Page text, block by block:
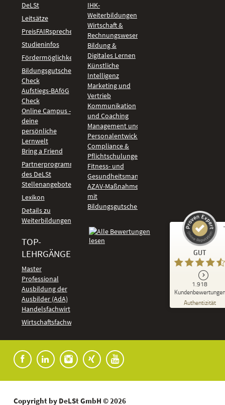
DeLSt
Leitsätze
PreisFAIRsprechen
Studieninfos
Fördermöglichkeiten
Bildungsgutschein
Check
Aufstiegs-BAföG
Check
Online Campus -
deine
persönliche
Lernwelt
Bring a Friend
Partnerprogramm
des DeLSt
Stellenangebote
Lexikon
Details zu
Weiterbildungen
TOP-
LEHRGÄNGE
Master
Professional
Ausbildung der
Ausbilder (AdA)
Handelsfachwirt
Wirtschaftsfachwirt
IHK-
Weiterbildungen
Wirtschaft &
Rechnungswesen
Bildung &
Digitales Lernen
Künstliche
Intelligenz
Marketing und
Vertrieb
Kommunikation
und Coaching
Management und
Personalentwicklung
Compliance &
Pflichtschulungen
Fitness- und
Gesundheitsmanagement
AZAV-Maßnahmen
mit
Bildungsgutschein
GUT
1.918
Kundenbewertungen
Authentizität
Kundenbewertungen und Erfahrungen zu
DeLSt - Deutsches eLearning Studieninstitut
92
%
Empfehlungen auf
ProvenExpert.com
anderen Quellen
Copyright by DeLSt GmbH © 2026